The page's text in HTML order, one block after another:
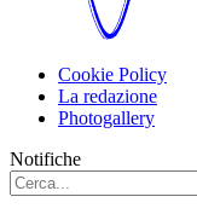
Cookie Policy
La redazione
Photogallery
Notifiche